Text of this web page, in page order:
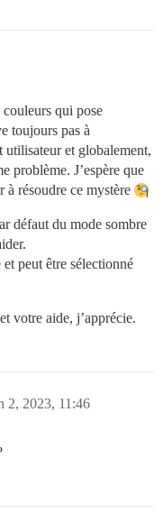
couleurs qui pose
toujours pas à
et globalement,
problème. J’espère que
à résoudre ce mystère
défaut du mode sombre
peut être sélectionné
votre aide, j’apprécie.
2, 2023, 11:46